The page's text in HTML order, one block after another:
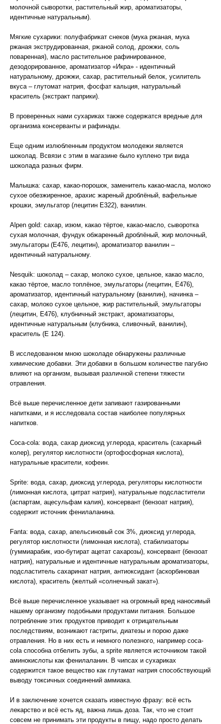
молочной сыворотки, растительный жир, ароматизаторы,
идентичные натуральным).
Мягкие сухарики: полуфабрикат снеков (мука ржаная, мука
ржаная экструдированная, ржаной солод, дрожжи, соль
поваренная), масло растительное рафинированное,
дезодорированное, ароматизатор «Икра» - идентичный
натуральному, дрожжи, сахар, растительный белок, усилитель
вкуса – глутомат натрия, фосфат кальция, натуральный
краситель (экстракт паприки).
В проверенных нами сухариках также содержатся вредные для
организма консерванты и рафинады.
Еще одним излюбленным продуктом молодежи является
шоколад. Всвязи с этим в магазине было куплено три вида
шоколада разных фирм.
Малышка: сахар, какао-порошок, заменитель какао-масла, молоко
сухое обезжиренное, арахис жареный дроблёный, вафельные
крошки, эмульгатор (лецитин Е322), ванилин.
Alpen gold: сахар, изюм, какао тёртое, какао-масло, сыворотка
сухая молочная, фундук обжаренный дроблёный, жир молочный,
эмульгаторы (Е476, лецитин), ароматизатор ванилин –
идентичный натуральному.
Nesquik: шоколад – сахар, молоко сухое, цельное, какао масло,
какао тёртое, масло топлёное, эмульгаторы (лецитин, Е476),
ароматизатор, идентичный натуральному (ванилин), начинка –
сахар, молоко сухое цельное, жир растительный, эмульгаторы
(лецитин, Е476), клубничный экстракт, ароматизаторы,
идентичные натуральным (клубника, сливочный, ванилин),
краситель (Е 124).
В исследованном мною шоколаде обнаружены различные
химические добавки. Эти добавки в большом количестве пагубно
влияют на организм, вызывая различной степени тяжести
отравления.
Всё выше перечисленное дети запивают газированными
напитками, и я исследовала состав наиболее популярных
напитков.
Coca-cola: вода, сахар диоксид углерода, краситель (сахарный
колер), регулятор кислотности (ортофосфорная кислота),
натуральные красители, кофеин.
Sprite: вода, сахар, диоксид углерода, регуляторы кислотности
(лимонная кислота, цитрат натрия), натуральные подсластители
(аспартам, ацесульфам калия), консервант (бензоат натрия),
содержит источник фенилаланина.
Fanta: вода, сахар, апельсиновый сок 3%, диоксид углерода,
регулятор кислотности (лимонная кислота), стабилизаторы
(гуммиарабик, изо-бутират ацетат сахарозы), консервант (бензоат
натрия), натуральные и идентичные натуральным ароматизаторы,
подсластитель сахаринат натрия, антиоксидант (аскорбиновая
кислота), краситель (желтый «солнечный закат»).
Всё выше перечисленное указывает на огромный вред наносимый
нашему организму подобными продуктами питания. Большое
потребление этих продуктов приводит к отрицательным
последствиям, возникают гастриты, диатезы и порою даже
отравления. Но в них есть и немного полезного, например coca-
cola способна отбелить зубы, а sprite является источником такой
аминокислоты как фенилаланин. В чипсах и сухариках
содержится такое вещество как глутамат натрия способствующий
выводу токсичных соединений аммиака.
И в заключение хочется сказать известную фразу: всё есть
лекарство и всё есть яд, важна лишь доза. Так, что не стоит
совсем не принимать эти продукты в пищу, надо просто делать